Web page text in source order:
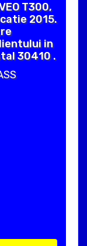
T300,
2015.
in
30410 .